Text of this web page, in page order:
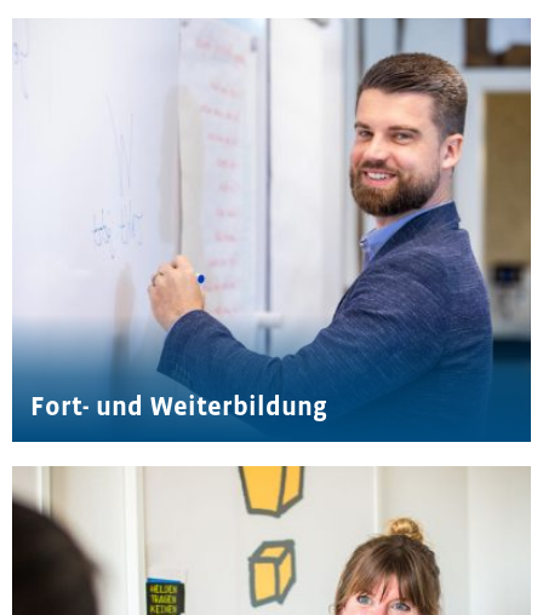
Fort- und Weiterbildung